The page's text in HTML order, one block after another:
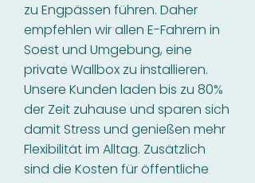
zu Engpässen führen. Daher
empfehlen wir allen E-Fahrern in
Soest und Umgebung, eine
private Wallbox zu installieren.
Unsere Kunden laden bis zu 80%
der Zeit zuhause und sparen sich
damit Stress und genießen mehr
Flexibilität im Alltag. Zusätzlich
sind die Kosten für öffentliche